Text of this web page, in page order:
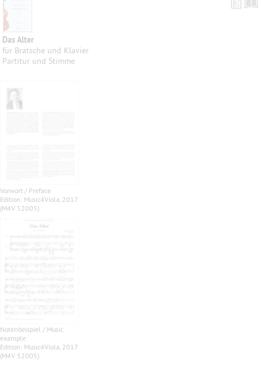
Das Alter
für Bratsche und Klavier
Partitur und Stimme
Vorwort / Preface
Edition: Music4Viola, 2017
(M4V 52005)
Notenbeispiel / Music
example
Edition: Music4Viola, 2017
(M4V 52005)